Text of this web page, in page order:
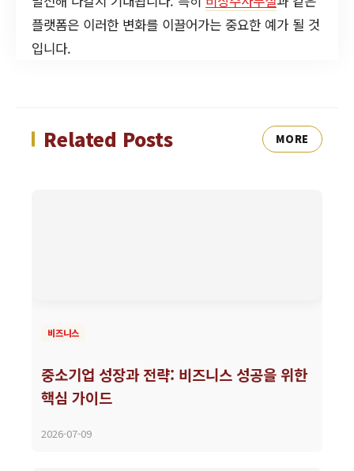
플랫폼은 이러한 변화를 이끌어가는 중요한 예가 될 것
입니다.
Related Posts MORE
비즈니스
중소기업 성장과 전략: 비즈니스 성공을 위한
핵심 가이드
2026-07-09